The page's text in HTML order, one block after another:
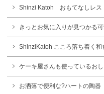
Shinzi Katoh おもてなしレ
きっとお気に入りが見つかる
ShinziKatoh こころ落ち着く和
ケーキ屋さんも使っているお
お洒落で便利な?ハートの陶